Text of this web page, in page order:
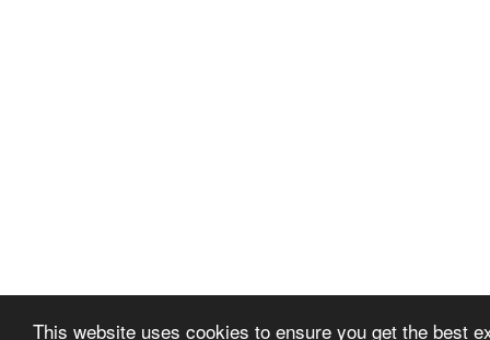
This website uses cookies to ensure you get the best